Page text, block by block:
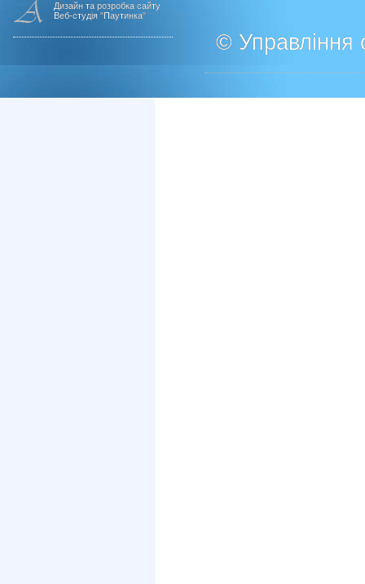
Дизайн та розробка сайту
Веб-студія "Паутинка"
© Управління